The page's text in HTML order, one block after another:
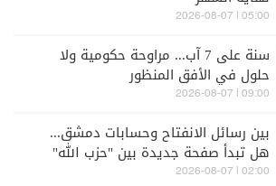
05:00 | 2026-08-07
سنة على 7 آب... مراوحة حكومية ولا
حلول في الأفق المنظور
09:00 | 2026-08-07
بين رسائل الانفتاح وحسابات دمشق...
هل تبدأ صفحة جديدة بين "حزب الله"
وسوريا - الشرع؟
02:00 | 2026-08-07